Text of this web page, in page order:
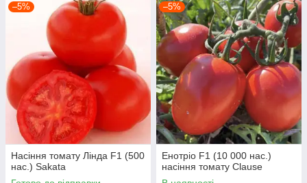
–5%
Насіння томату Лінда F1 (500
нас.) Sakata
–5%
Енотріо F1 (10 000 нас.)
насіння томату Clause